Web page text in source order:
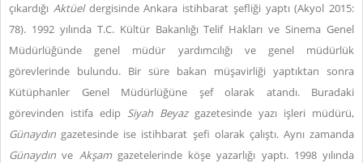
çıkardığı Aktüel dergisinde Ankara istihbarat şefliği yaptı (Akyol 2015:
78). 1992 yılında T.C. Kültür Bakanlığı Telif Hakları ve Sinema Genel
Müdürlüğünde genel müdür yardımcılığı ve genel müdürlük
görevlerinde bulundu. Bir süre bakan müşavirliği yaptıktan sonra
Kütüphanler Genel Müdürlüğüne şef olarak atandı. Buradaki
görevinden istifa edip Siyah Beyazgazetesinde yazı işleri müdürü,
Günaydın gazetesinde ise istihbarat şefi olarak çalıştı. Aynı zamanda
Günaydın ve Akşamgazetelerinde köşe yazarlığı yaptı. 1998 yılında